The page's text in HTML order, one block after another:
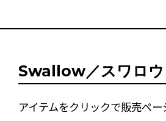
Swallow／スワロウ
アイテムをクリックで販売ペー